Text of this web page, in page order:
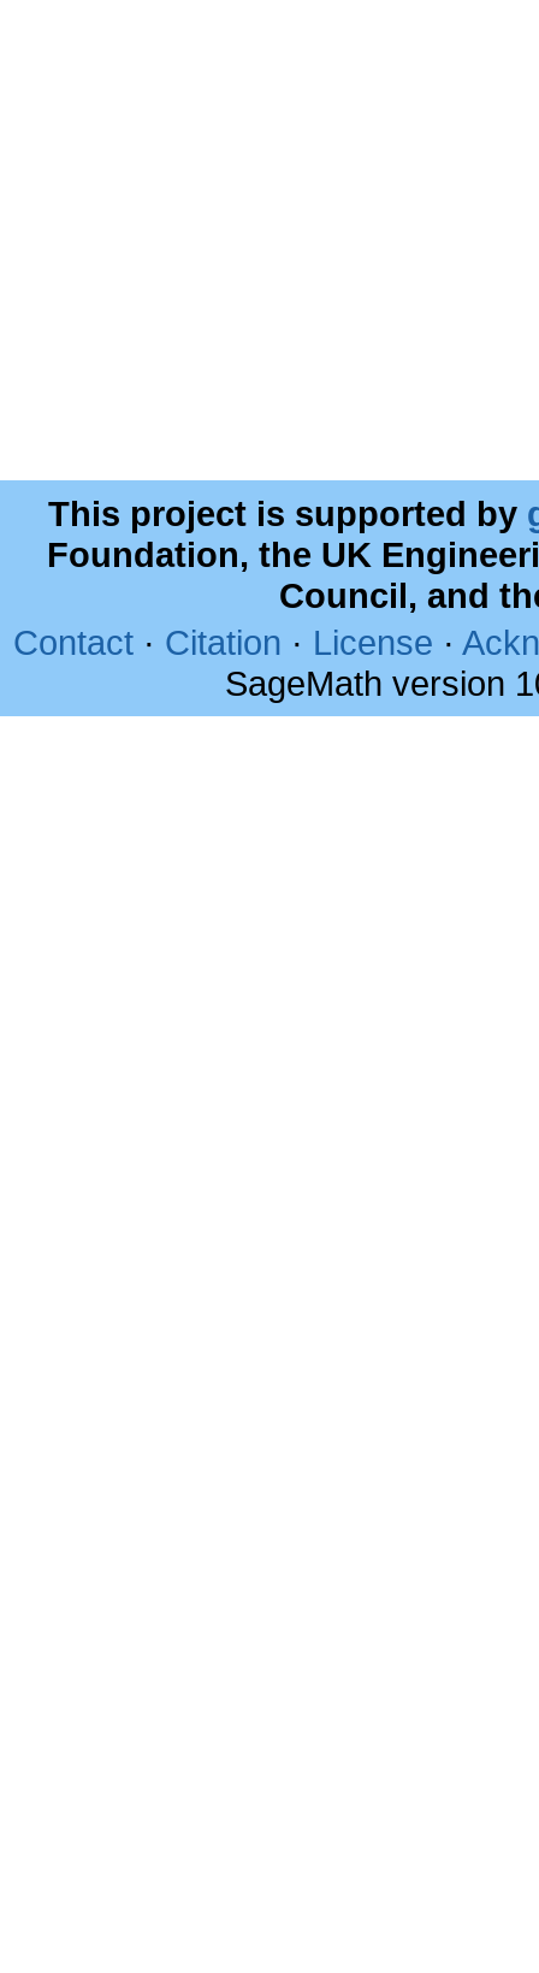
This project is supported by
Foundation, the UK
Council, and
Contact · Citation · License ·
SageMath version